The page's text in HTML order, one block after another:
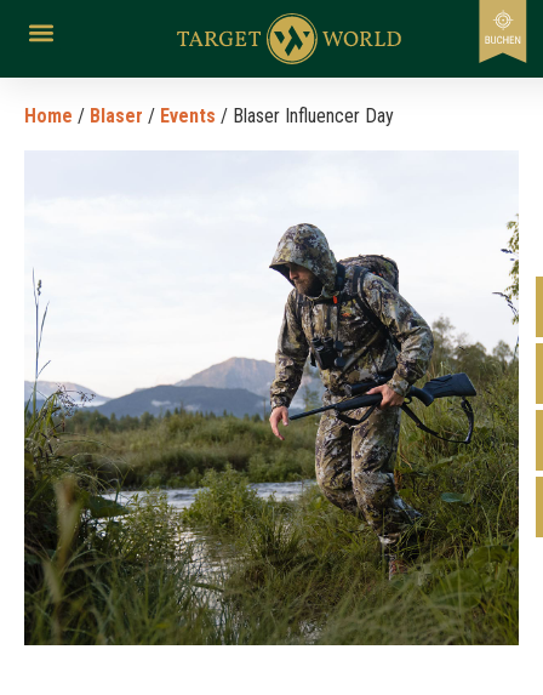
Home / Blaser / Events / Blaser Influencer Day